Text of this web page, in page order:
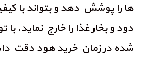
ها را پوشش دهد و بتواند با
دود و بخار غذا را خارج نماید. با
شده در زمان خرید هود دقت